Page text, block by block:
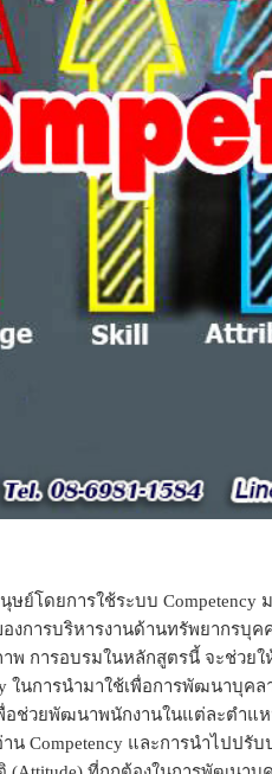
ย์โดยการใช้ระบบ Competency
งการบริหารงานด้านทรัพยากรบุ
พ การอบรมในหลักสูตรนี้ จะช่วย
ในการนำมาใช้เพื่อการพัฒนาบุคล
พื่อช่วยพัฒนาพนักงานในแต่ละตำแ
าน Competency และการนำไปป